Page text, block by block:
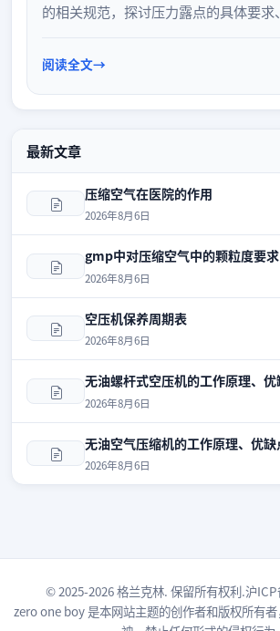
的相关规范，探讨压力露点的具体要求
生产。
阅读全文
最新文章
压缩空气在医院的作用
2026年8月6日
gmp中对压缩空气中的颗粒度要求
2026年8月6日
空压机保养周期表
2026年8月6日
无油螺杆式空压机的工作原理、
2026年8月6日
无油空气压缩机的工作原理、优
2026年8月6日
© 2025-2026 格兰克林. 保留所有权利.沪
zero one boy是本网站主题的创作者和版权所有